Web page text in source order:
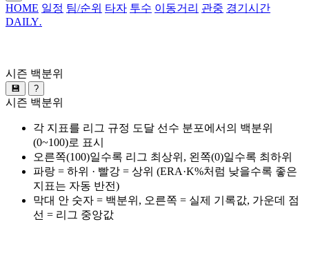
HOME 일정 팀/순위 타자 투수 이동거리 관중 경기시간
DAILY.
시즌 백분위
💾 ?
시즌 백분위
각 지표를 리그 규정 도달 선수 분포에서의 백분위
(0~100)로 표시
오른쪽(100)일수록 리그 최상위, 왼쪽(0)일수록 최하위
파랑 = 하위 · 빨강 = 상위 (ERA·K%처럼 낮을수록 좋은
지표는 자동 반전)
막대 안 숫자 = 백분위, 오른쪽 = 실제 기록값, 가운데 점
선 = 리그 중앙값